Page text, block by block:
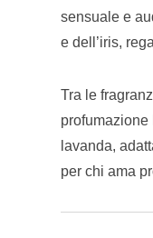
sensuale e
e dell’iris,
Tra le
lavanda,
per chi ama